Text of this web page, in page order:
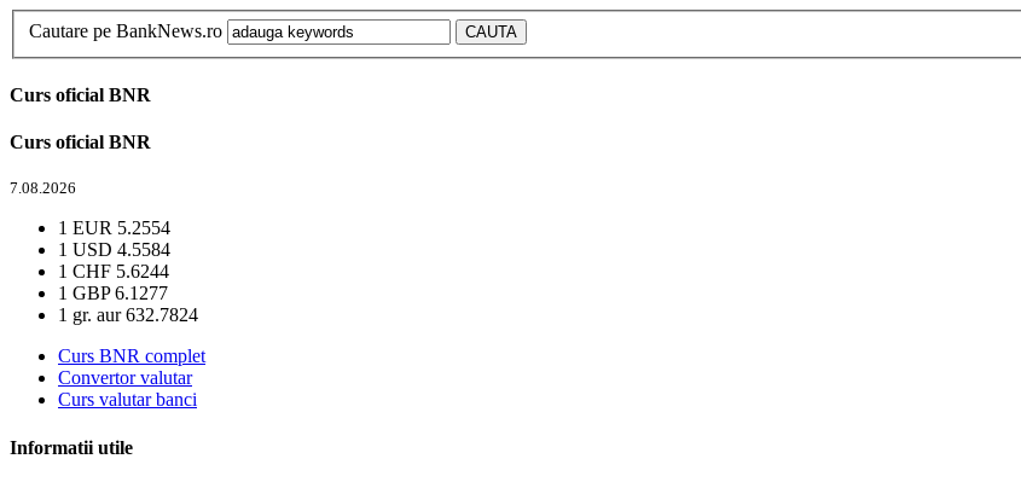
Cautare pe BankNews.ro
Curs oficial BNR
Curs oficial BNR
7.08.2026
1 EUR 5.2554
1 USD 4.5584
1 CHF 5.6244
1 GBP6.1277
1 gr. aur632.7824
Curs BNR complet
Convertor valutar
Curs valutar banci
Informatii utile